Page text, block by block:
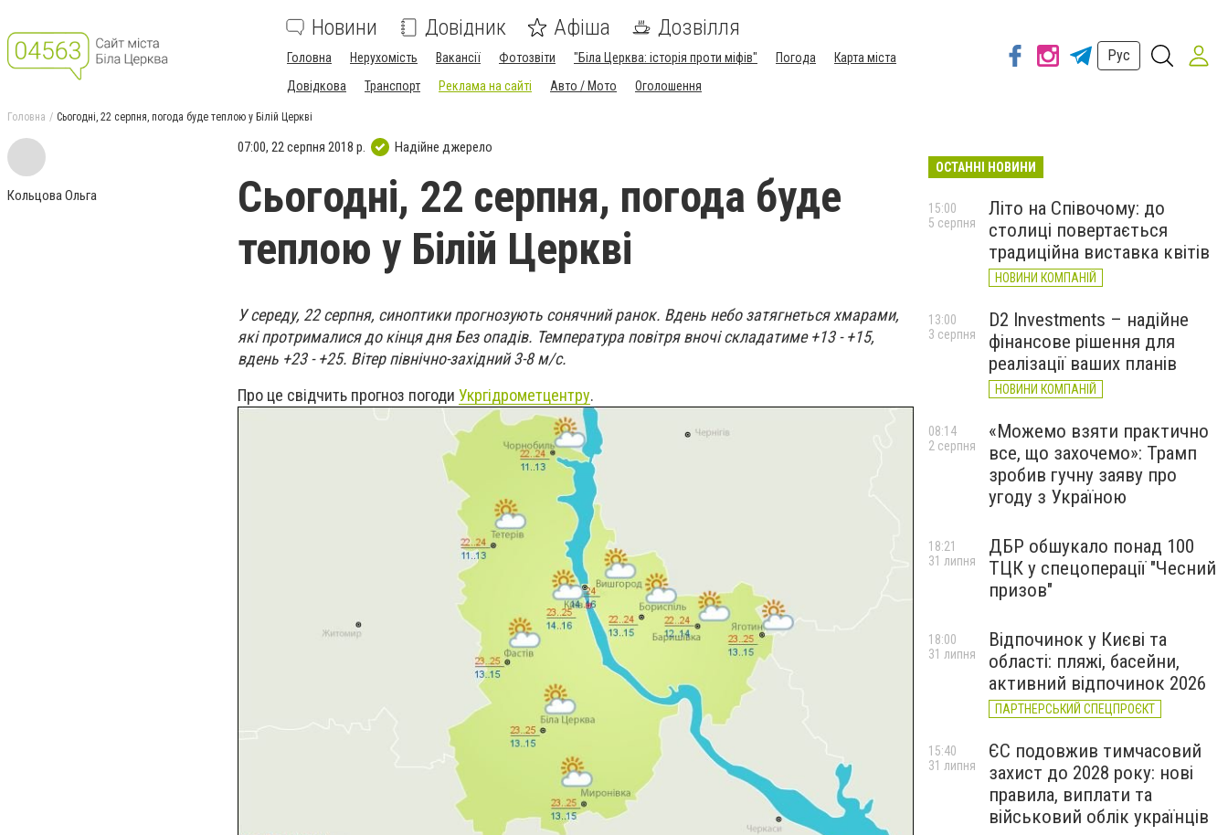
Новини Довідник Афіша Дозвілля
Головна Нерухомість Вакансії Фотозвіти "Біла Церква: історія проти міфів" Погода
Карта міста
Довідкова
Транспорт Реклама на сайті Авто / Мото Оголошення
Рус
Головна Сьогодні, 22 серпня, погода буде теплою у Білій Церкві
Кольцова Ольга
07:00, 22 серпня 2018 р. Надійне джерело
Сьогодні, 22 серпня, погода буде
теплою у Білій Церкві
У середу, 22 серпня, синоптики прогнозують сонячний ранок. Вдень небо затягнеться хмарами,
які протрималися до кінця дняБез опадів. Температура повітря вночі складатиме +13 - +15,
вдень +23 - +25. Вітер північно-західний 3-8 м/с.
Про це свідчить прогноз погоди Укргідрометцентру.
ОСТАННІ НОВИНИ
Літо на Співочому: до
столиці повертається
традиційна виставка квітів
НОВИНИ КОМПАНІЙ
15:00
5 серпня
D2 Investments – надійне
фінансове рішення для
реалізації ваших планів
НОВИНИ КОМПАНІЙ
13:00
3 серпня
«Можемо взяти практично
все, що захочемо»: Трамп
зробив гучну заяву про
угоду з Україною
08:14
2 серпня
ДБР обшукало понад 100
ТЦК у спецоперації "Чесний
призов"
18:21
31 липня
Відпочинок у Києві та
області: пляжі, басейни,
активний відпочинок 2026
ПАРТНЕРСЬКИЙ СПЕЦПРОЄКТ
18:00
31 липня
ЄС подовжив тимчасовий
захист до 2028 року: нові
правила, виплати та
військовий облік українців
15:40
31 липня